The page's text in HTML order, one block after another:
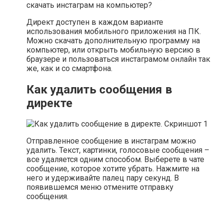
скачать инстаграм на компьютер?
Директ доступен в каждом варианте
использования мобильного приложения на ПК.
Можно скачать дополнительную программу на
компьютер, или открыть мобильную версию в
браузере и пользоваться инстаграмом онлайн так
же, как и со смартфона.
Как удалить сообщения в
директе
Отправленное сообщение в инстаграм можно
удалить. Текст, картинки, голосовые сообщения –
все удаляется одним способом. Выберете в чате
сообщение, которое хотите убрать. Нажмите на
него и удерживайте палец пару секунд. В
появившемся меню отмените отправку
сообщения.